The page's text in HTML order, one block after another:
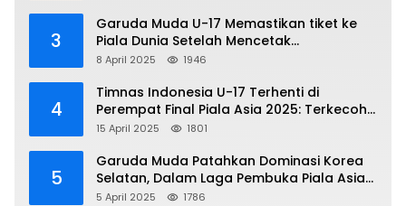
3
Garuda Muda U-17 Memastikan tiket ke
Piala Dunia Setelah Mencetak
Kemenangan Gemilang atas Yaman 4-1 di
8 April 2025 1946
4
Timnas Indonesia U-17 Terhenti di
Perempat Final Piala Asia 2025: Terkecoh
Korea Utara
15 April 2025 1801
5
Garuda Muda Patahkan Dominasi Korea
Selatan, Dalam Laga Pembuka Piala Asia
2025 U-17
5 April 2025 1786